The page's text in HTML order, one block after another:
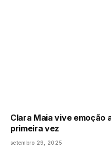
Clara Maia vive emoção
primeira vez
setembro 29, 2025